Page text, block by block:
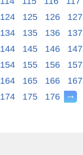
124
125 126
127
134
135 136
137
144
145 146
147
154
155 156
157
164
165 166
167
174
175 176